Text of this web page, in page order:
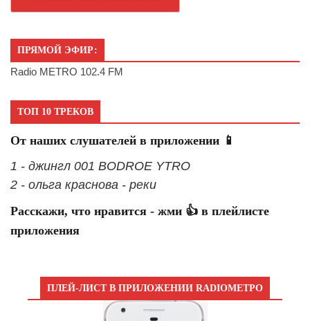
ПРЯМОЙ ЭФИР:
Radio METRO 102.4 FM
ТОП 10 ТРЕКОВ
От наших слушателей в приложении 📱
1 - джингл 001 BODROE YTRO
2 - ольга краснова - реки
Расскажи, что нравится - жми 👍 в плейлисте
приложения
ПЛЕЙ-ЛИСТ В ПРИЛОЖЕНИИ RADIOМЕТРО